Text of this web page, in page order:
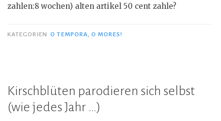
zahlen:8 wochen) alten artikel 50 cent zahle?
KATEGORIEN O TEMPORA, O MORES!
Kirschblüten parodieren sich selbst
(wie jedes Jahr …)